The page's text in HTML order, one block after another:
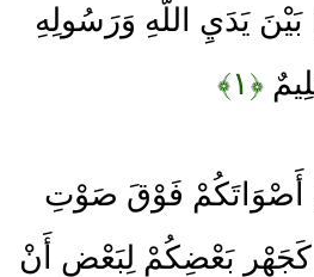
بَيْنَ يَدَيِ اللَّهِ وَرَسُولِهِ
﴿۱﴾
أَصْوَاتَكُمْ فَوْقَ صَوْتِ
كَجَهْرِ بَعْضِكُمْ لِبَعْضٍ أَنْ